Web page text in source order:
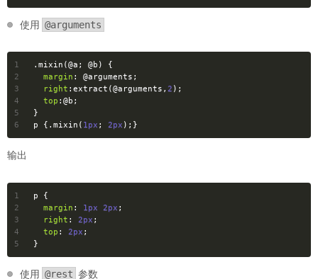
使用 @arguments
1
2
3
4
5
6
.mixin (@a ; @b ) {
margin : @arguments ;
right :extract(@arguments , 2 );
top : @b ;
}
p { .mixin ( 1px ; 2px );}
输出
1
2
3
4
5
p {
margin : 1px 2px ;
right : 2px ;
top : 2px ;
}
使用 @rest 参数